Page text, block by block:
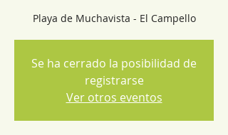
Playa de Muchavista - El Campello
Se ha cerrado la posibilidad de
registrarse
Ver otros eventos